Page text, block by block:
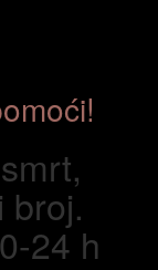
broj.
24 h